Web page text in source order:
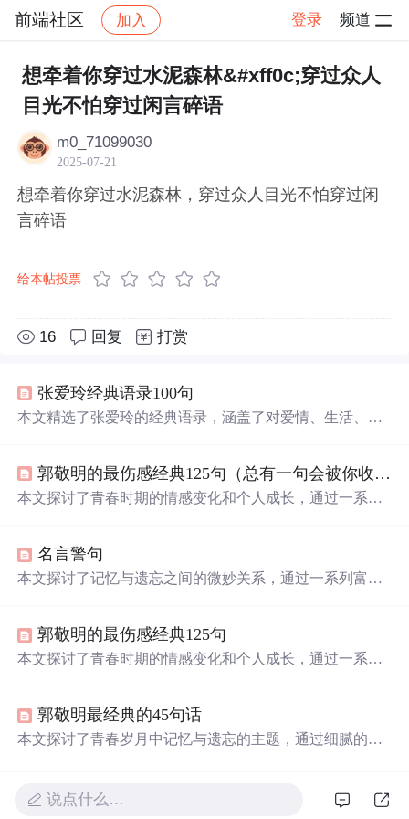
前端社区 加入 登录 频道
社区 前端社区 感慨 帖子详情
想牵着你穿过水泥森林&#xff0c;穿过众人
目光不怕穿过闲言碎语
m0_71099030
2025-07-21
想牵着你穿过水泥森林，穿过众人目光不怕穿过闲
言碎语
给本帖投票
16 回复 打赏
张爱玲经典语录100句
本文精选了张爱玲的经典语录，涵盖了对爱情、生活、时
郭敬明的最伤感经典125句（总有一句会被你收藏在心里）（看了顶哦）
本文探讨了青春时期的情感变化和个人成长，通过一系列
名言警句
本文探讨了记忆与遗忘之间的微妙关系，通过一系列富有
那些曾经深刻影响我们的事物是如何在记忆中逐渐模糊。
郭敬明的最伤感经典125句
本文探讨了青春时期的情感变化和个人成长，通过一系列
郭敬明最经典的45句话
本文探讨了青春岁月中记忆与遗忘的主题，通过细腻的情
度。说点什么…